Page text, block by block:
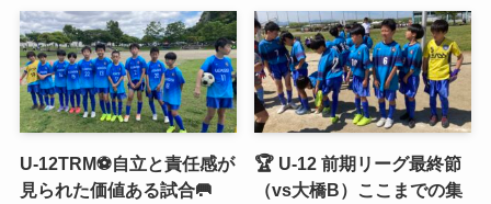
U-12TRM⚽️自立と責任感が
見られた価値ある試合🥅
🏆 U-12 前期リーグ最終節
（vs大橋B）ここまでの集